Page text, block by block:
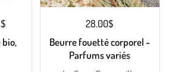
bio,
28.00$
Beurre fouetté corporel -
Parfums variés